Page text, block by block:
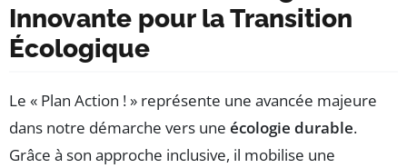
Innovante pour la Transition
Écologique
Le « Plan Action ! » représente une avancée majeure
dans notre démarche vers une écologie durable.
Grâce à son approche inclusive, il mobilise une